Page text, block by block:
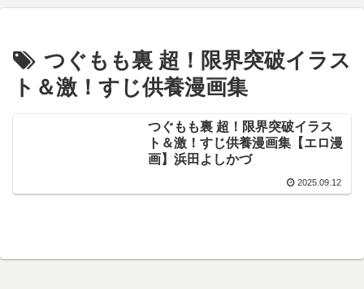
つぐもも裏 超！限界突破イラス
ト＆激！すじ供養漫画集
つぐもも裏 超！限界突破イラス
ト＆激！すじ供養漫画集【エロ漫
画】浜田よしかづ
2025.09.12